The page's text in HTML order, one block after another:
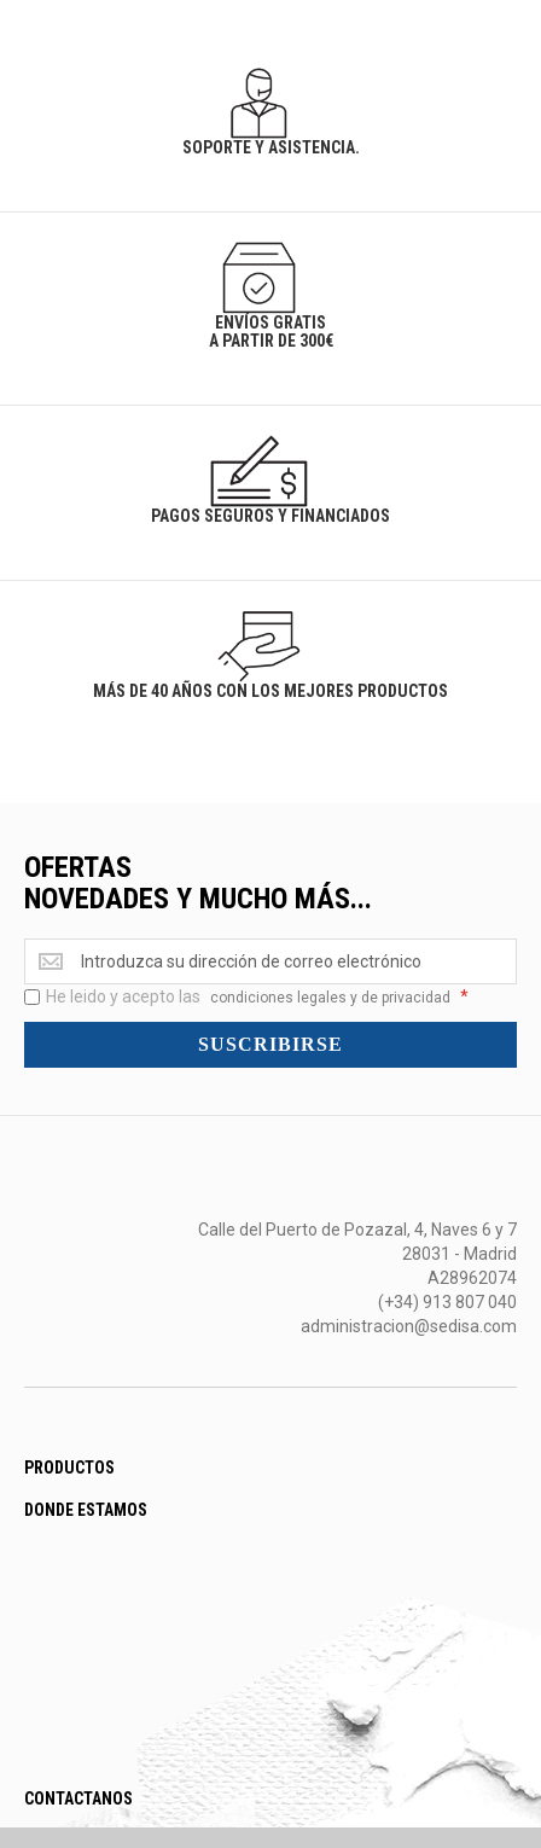
SOPORTE Y ASISTENCIA.
ENVÍOS GRATIS
A PARTIR DE 300€
PAGOS SEGUROS Y FINANCIADOS
MÁS DE 40 AÑOS CON LOS MEJORES PRODUCTOS
OFERTAS
NOVEDADES Y MUCHO MÁS...
Ofertas
<br>Novedades
y
mucho
He leido y acepto las condiciones legales y de privacidad *
SUSCRIBIRSE
Calle del Puerto de Pozazal, 4, Naves 6 y 7
28031 - Madrid
A28962074
(+34) 913 807 040
administracion@sedisa.com
PRODUCTOS
DONDE ESTAMOS
CONTACTANOS